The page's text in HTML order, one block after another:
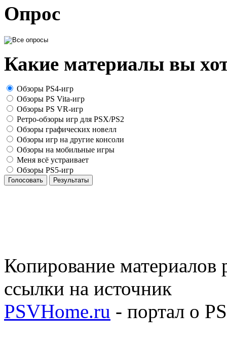
Опрос
Какие материалы вы
Обзоры PS4-игр
Обзоры PS Vita-игр
Обзоры PS VR-игр
Ретро-обзоры игр для PSX/PS2
Обзоры графических новелл
Обзоры игр на другие консоли
Обзоры на мобильные игры
Меня всё устраивает
Обзоры PS5-игр
Голосовать Результаты
Копирование материалов
ссылки на источник
PSVHome.ru - портал о